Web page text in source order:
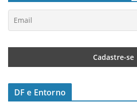
DF e Entorno